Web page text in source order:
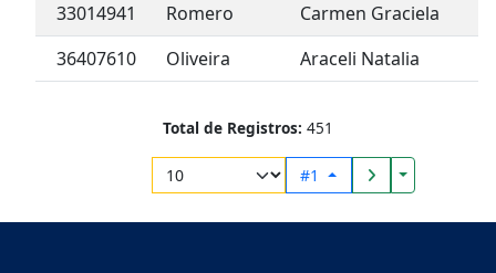
33014941
Romero
Carmen Graciela
36407610
Oliveira Araceli Natalia
Total de Registros: 451
#1 Toggle